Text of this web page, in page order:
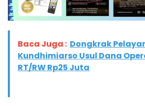
Baca Juga : Dongkrak
Kundhimiarso Usul Dana
RT/RW Rp25 Juta